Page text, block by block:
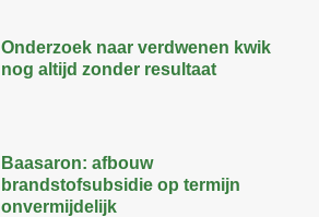
Onderzoek naar verdwenen kwik
nog altijd zonder resultaat
Baasaron: afbouw
brandstofsubsidie op termijn
onvermijdelijk